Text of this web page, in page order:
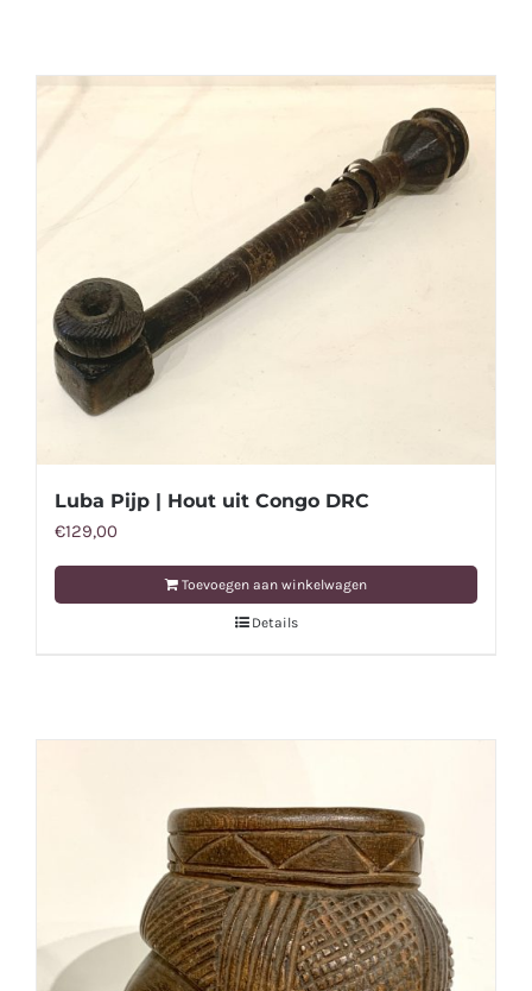
Luba Pijp | Hout uit Congo DRC
€129,00
Toevoegen aan winkelwagen
Details